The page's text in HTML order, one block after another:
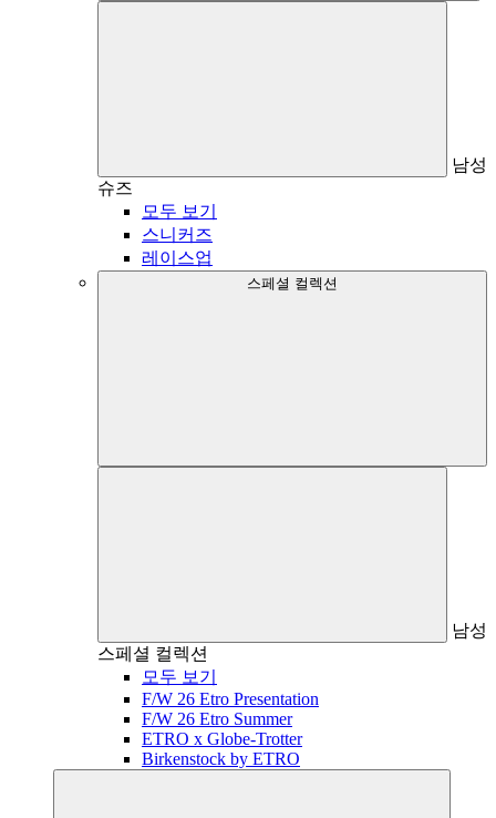
남성
슈즈
모두 보기
스니커즈
레이스업
스페셜 컬렉션
남성
스페셜 컬렉션
모두 보기
F/W 26 Etro Presentation
F/W 26 Etro Summer
ETRO x Globe-Trotter
Birkenstock by ETRO